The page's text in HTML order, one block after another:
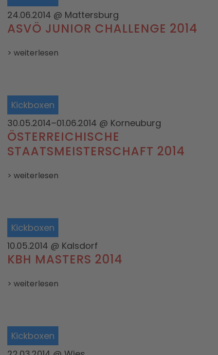
24.06.2014 @ Mattersburg
ASVÖ JUNIOR CHALLENGE 2014
> weiterlesen
Kickboxen
30.05.2014–01.06.2014 @ Korneuburg
ÖSTERREICHISCHE
STAATSMEISTERSCHAFT 2014
> weiterlesen
Kickboxen
10.05.2014 @ Kalsdorf
KBH MASTERS 2014
> weiterlesen
Kickboxen